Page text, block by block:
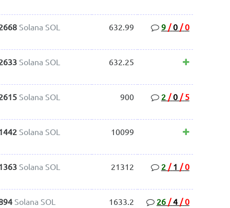
Solana SOL 632.99 9 / 0 / 0
Solana SOL 632.25
Solana SOL 900 2 / 0 / 5
Solana SOL 10099
Solana SOL 21312 2 / 1 / 0
Solana SOL 1633.2 26 / 4 / 0